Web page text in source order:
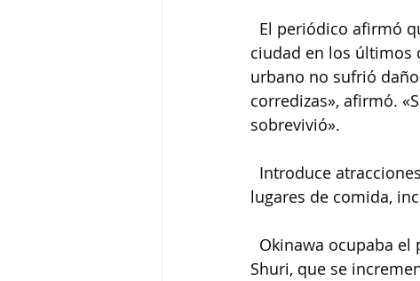
El periódico afirmó
ciudad en los últimos
urbano no sufrió
corredizas», afirmó.
sobrevivió».
Introduce
lugares de comida,
Okinawa ocupaba el
Shuri, que se